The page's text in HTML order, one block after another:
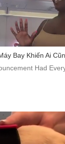
Bay Khiến Ai
Had